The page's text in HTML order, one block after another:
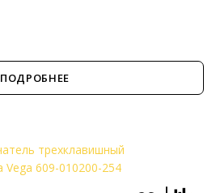
ПОДРОБНЕЕ